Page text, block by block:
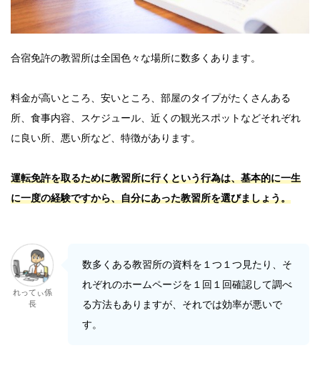
合宿免許の教習所は全国色々な場所に数多くあります。
料金が高いところ、安いところ、部屋のタイプがたくさんある
所、食事内容、スケジュール、近くの観光スポットなどそれぞれ
に良い所、悪い所など、特徴があります。
運転免許を取るために教習所に行くという行為は、基本的に一生
に一度の経験ですから、自分にあった教習所を選びましょう。
れってぃ係
長
数多くある教習所の資料を１つ１つ見たり、そ
れぞれのホームページを１回１回確認して調べ
る方法もありますが、それでは効率が悪いで
す。